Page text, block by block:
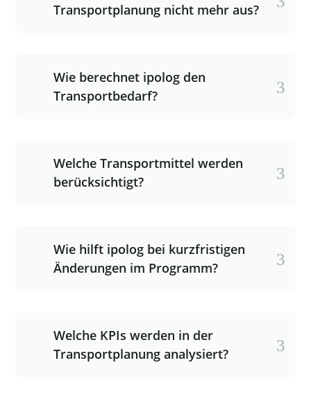
Transportplanung nicht mehr aus?
Wie berechnet ipolog den
Transportbedarf?
Welche Transportmittel werden
berücksichtigt?
Wie hilft ipolog bei kurzfristigen
Änderungen im Programm?
Welche KPIs werden in der
Transportplanung analysiert?